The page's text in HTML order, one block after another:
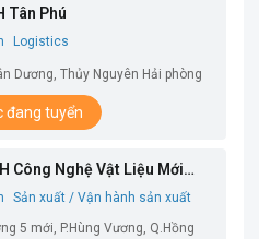
Tân Phú
Logistics
Dương, Thủy Nguyên Hải phòng
đang tuyển
Công Nghệ Vật Liệu Mới
Sản xuất / Vận hành sản xuất
5 mới, P.Hùng Vương, Q.Hồng